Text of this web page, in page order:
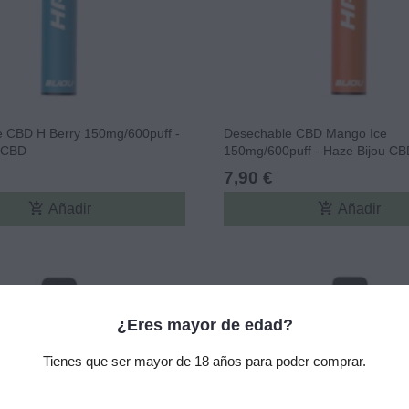
CBD H Berry 150mg/600puff -
add_shopping_cart Añadir
Desechable CBD Mango Ice
150mg/600puff - Haze Bijou
7,90 €
add_shopping_cart Añadir
¿Eres mayor de edad?
Tienes que ser mayor de 18 años para poder comprar.